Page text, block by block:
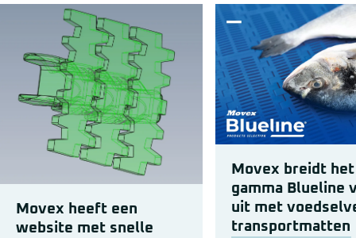
Movex heeft een
website met snelle
Movex breidt het
gamma Blueline
uit met
transportmatten